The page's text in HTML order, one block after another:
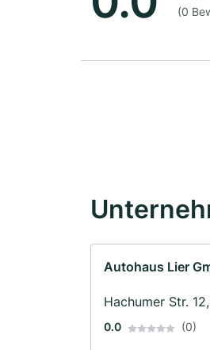
(0
Autohaus Lier
Hachumer Str.
0.0 (0)